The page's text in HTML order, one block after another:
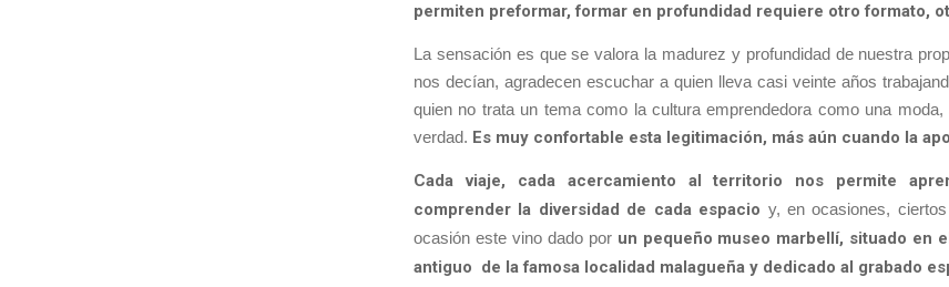
permiten preformar, formar en profundidad requiere otro formato,
La sensación es que se valora la madurez y profundidad de nuestra
nos decían, agradecen escuchar a quien lleva casi veinte años
quien no trata un tema como la cultura emprendedora como una
verdad. Es muy confortable esta legitimación, más aún cuando la
Cada viaje, cada acercamiento al territorio nos permite
comprender la diversidad de cada espacio y, en ocasiones,
ocasión este vino dado por un pequeño museo marbellí, situado en
antiguo de la famosa localidad malagueña y dedicado al grabado